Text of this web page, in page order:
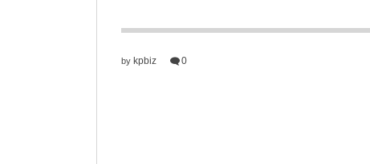
by kpbiz 0